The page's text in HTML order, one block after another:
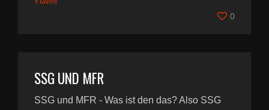
0
SSG UND MFR
SSG und MFR - Was ist den das? Also SSG